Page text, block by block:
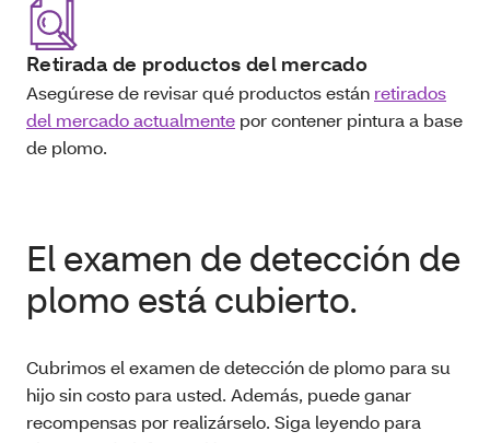
Retirada de productos del mercado
Asegúrese de revisar qué productos están retirados
del mercado actualmente por contener pintura a base
de plomo.
El examen de detección de
plomo está cubierto.
Cubrimos el examen de detección de plomo para su
hijo sin costo para usted. Además, puede ganar
recompensas por realizárselo. Siga leyendo para